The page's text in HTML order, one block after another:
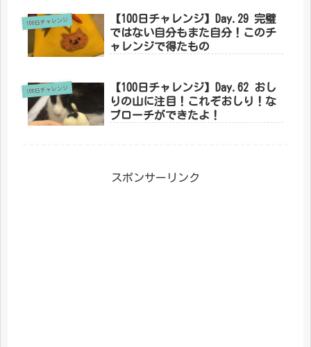
100日チャレンジ
【100日チャレンジ】Day.29 完璧
ではない自分もまた自分！このチ
ャレンジで得たもの
100日チャレンジ
【100日チャレンジ】Day.62 おし
りの山に注目！これぞおしり！な
ブローチができたよ！
スポンサーリンク